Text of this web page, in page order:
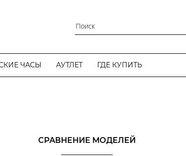
ЧАСЫ АУТЛЕТ ГДЕ КУПИТЬ
СРАВНЕНИЕ МОДЕЛЕЙ